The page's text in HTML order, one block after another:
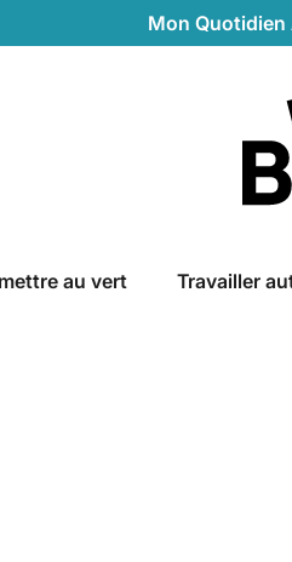
Mon
au vert Travailler